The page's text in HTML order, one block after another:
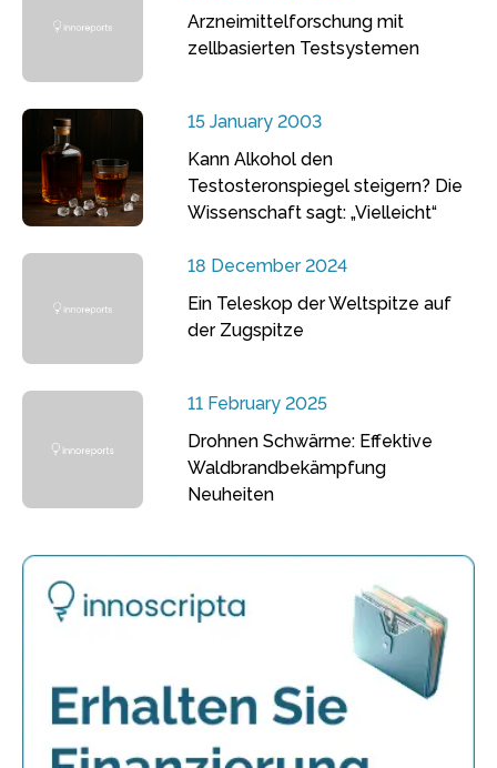
Arzneimittelforschung mit
zellbasierten Testsystemen
15 January 2003
Kann Alkohol den
Testosteronspiegel steigern? Die
Wissenschaft sagt: „Vielleicht“
18 December 2024
Ein Teleskop der Weltspitze auf
der Zugspitze
11 February 2025
Drohnen Schwärme: Effektive
Waldbrandbekämpfung
Neuheiten